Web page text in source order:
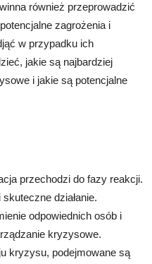
również przeprowadzić
zagrożenia i
w przypadku ich
jakie są najbardziej
i jakie są potencjalne
przechodzi do fazy reakcji.
działanie.
odpowiednich osób i
kryzysowe.
kryzysu, podejmowane są